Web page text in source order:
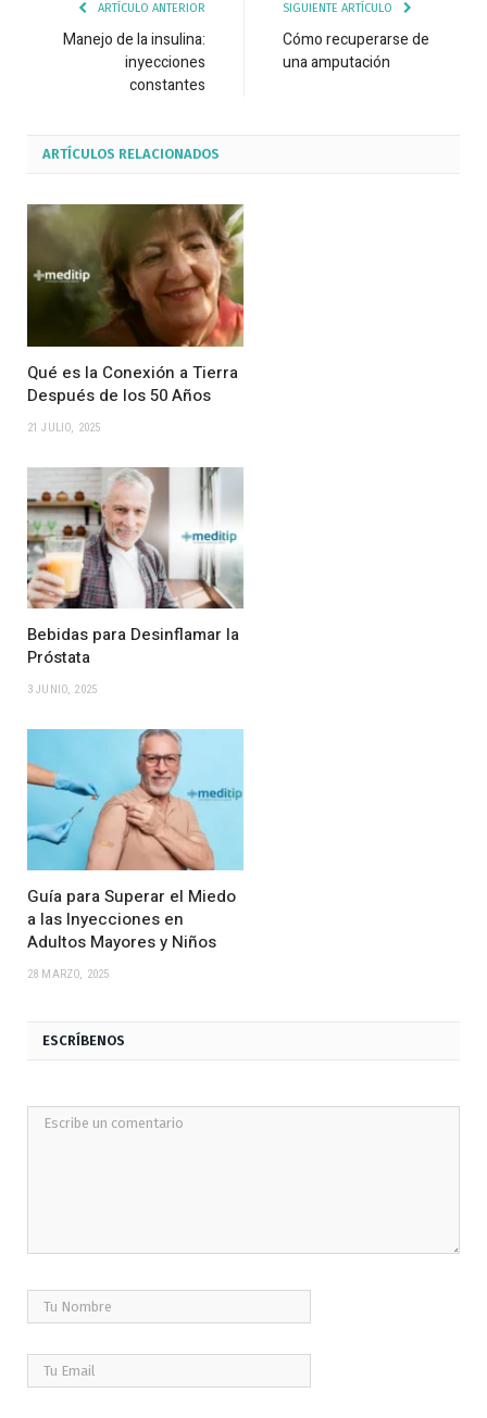
ARTÍCULO ANTERIOR
Manejo de la insulina:
inyecciones
constantes
SIGUIENTE ARTÍCULO
Cómo recuperarse de
una amputación
ARTÍCULOS RELACIONADOS
Qué es la Conexión a Tierra
Después de los 50 Años
21 JULIO, 2025
Bebidas para Desinflamar la
Próstata
3 JUNIO, 2025
Guía para Superar el Miedo
a las Inyecciones en
Adultos Mayores y Niños
28 MARZO, 2025
ESCRÍBENOS